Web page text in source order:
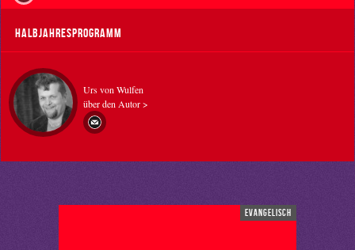
Halbjahresprogramm
Urs von Wulfen
über den Autor >
evangelisch